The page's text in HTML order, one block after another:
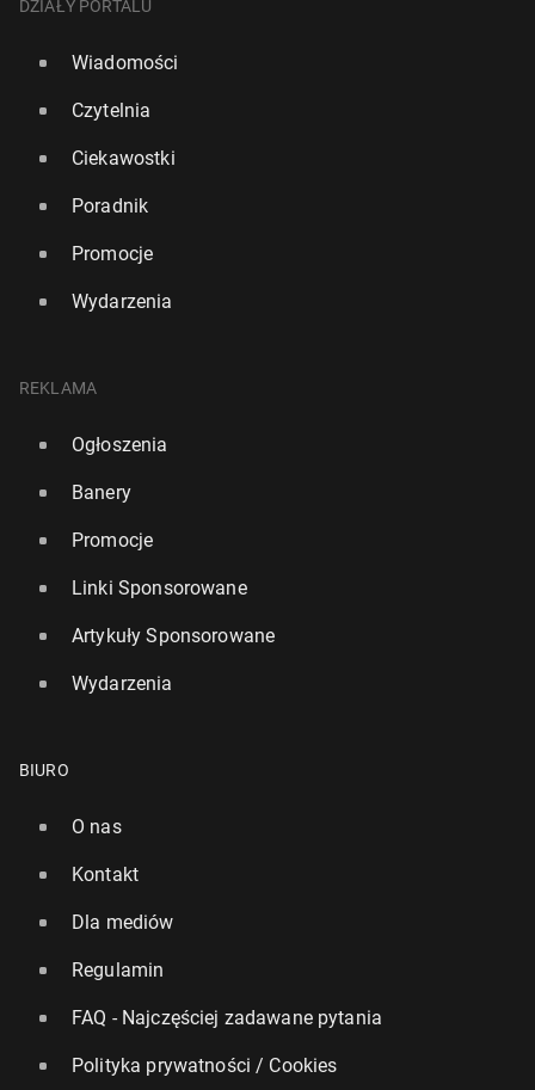
DZIAŁY PORTALU
Wiadomości
Czytelnia
Ciekawostki
Poradnik
Promocje
Wydarzenia
REKLAMA
Ogłoszenia
Banery
Promocje
Linki Sponsorowane
Artykuły Sponsorowane
Wydarzenia
BIURO
O nas
Kontakt
Dla mediów
Regulamin
FAQ - Najczęściej zadawane pytania
Polityka prywatności / Cookies